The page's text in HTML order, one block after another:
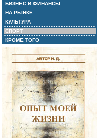
БИЗНЕС И ФИНАНСЫ
НА РЫНКЕ
КУЛЬТУРА
СПОРТ
КРОМЕ ТОГО